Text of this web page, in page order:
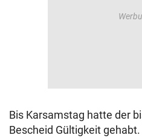
Bis Karsamstag hatte der
Bescheid Gültigkeit